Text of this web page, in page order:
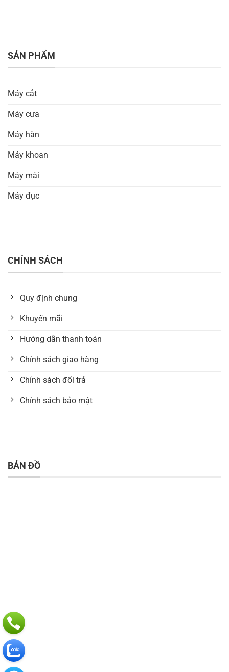
SẢN PHẨM
Máy cắt
Máy cưa
Máy hàn
Máy khoan
Máy mài
Máy đục
CHÍNH SÁCH
Quy định chung
Khuyến mãi
Hướng dẫn thanh toán
Chính sách giao hàng
Chính sách đổi trả
Chính sách bảo mật
BẢN ĐỒ